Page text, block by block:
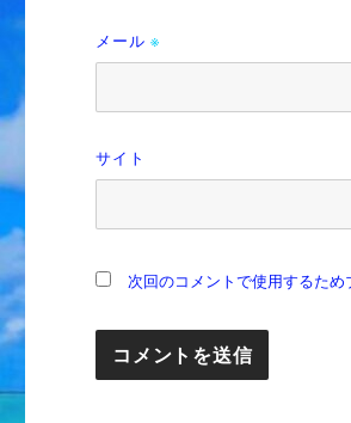
メール※
サイト
次回のコメントで使用するため